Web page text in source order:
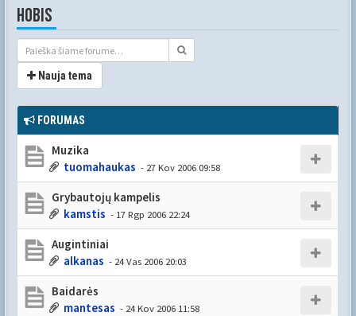
HOBIS
Nauja tema
FORUMAS
Muzika
tuomahaukas - 27 Kov 2006 09:58
Grybautojų kampelis
kamstis - 17 Rgp 2006 22:24
Augintiniai
alkanas - 24 Vas 2006 20:03
Baidarės
mantesas - 24 Kov 2006 11:58